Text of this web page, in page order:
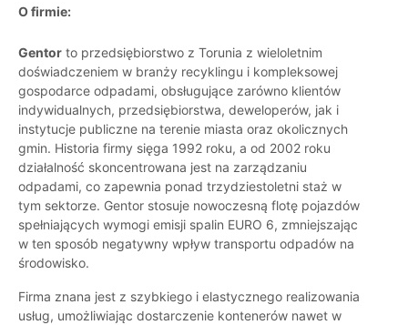
O firmie:
Gentor to przedsiębiorstwo z Torunia z wieloletnim
doświadczeniem w branży recyklingu i kompleksowej
gospodarce odpadami, obsługujące zarówno klientów
indywidualnych, przedsiębiorstwa, deweloperów, jak i
instytucje publiczne na terenie miasta oraz okolicznych
gmin. Historia firmy sięga 1992 roku, a od 2002 roku
działalność skoncentrowana jest na zarządzaniu
odpadami, co zapewnia ponad trzydziestoletni staż w
tym sektorze. Gentor stosuje nowoczesną flotę pojazdów
spełniających wymogi emisji spalin EURO 6, zmniejszając
w ten sposób negatywny wpływ transportu odpadów na
środowisko.
Firma znana jest z szybkiego i elastycznego realizowania
usług, umożliwiając dostarczenie kontenerów nawet w